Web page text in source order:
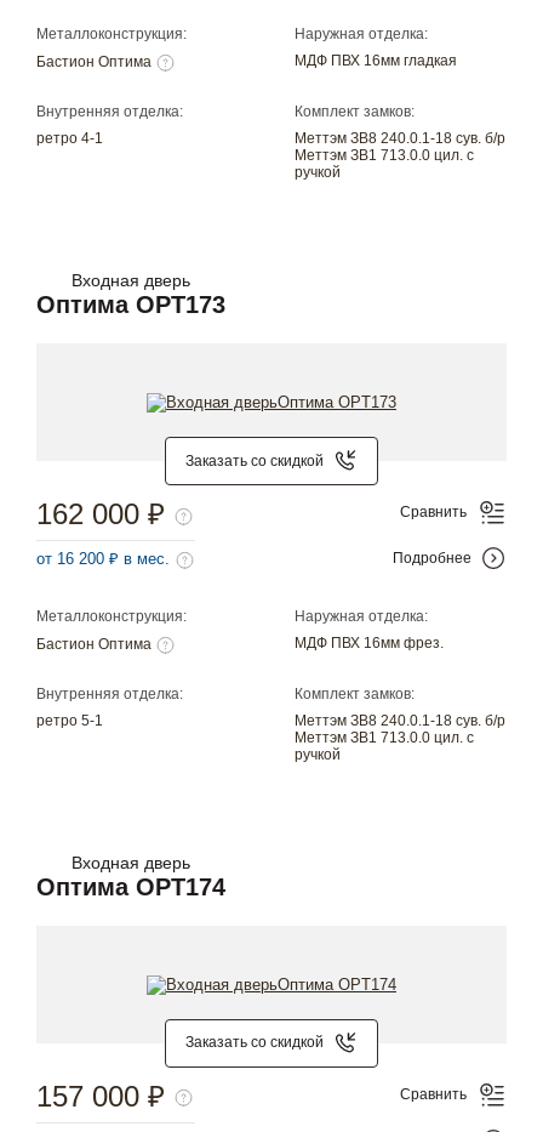
Металлоконструкция:
Бастион Оптима
Наружная отделка:
МДФ ПВХ 16мм гладкая
Внутренняя отделка:
ретро 4-1
Комплект замков:
Меттэм ЗВ8 240.0.1-18 сув. б/р
Меттэм ЗВ1 713.0.0 цил. с
ручкой
Входная дверь
Оптима OPT173
Заказать со скидкой
Металлоконструкция:
Бастион Оптима
Наружная отделка:
МДФ ПВХ 16мм фрез.
Внутренняя отделка:
ретро 5-1
Комплект замков:
Меттэм ЗВ8 240.0.1-18 сув. б/р
Меттэм ЗВ1 713.0.0 цил. с
ручкой
162 000 ₽
от 16 200 ₽ в мес.
Сравнить
Подробнее
Входная дверь
Оптима OPT174
Заказать со скидкой
157 000 ₽ Сравнить